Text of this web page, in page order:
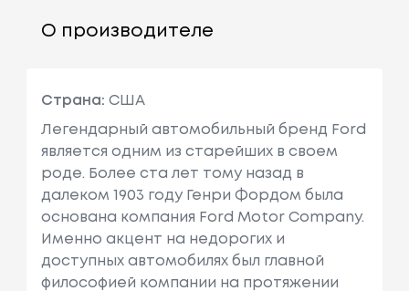
О производителе
Страна: США
Легендарный автомобильный бренд Ford
является одним из старейших в своем
роде. Более ста лет тому назад в
далеком 1903 году Генри Фордом была
основана компания Ford Motor Company.
Именно акцент на недорогих и
доступных автомобилях был главной
философией компании на протяжении